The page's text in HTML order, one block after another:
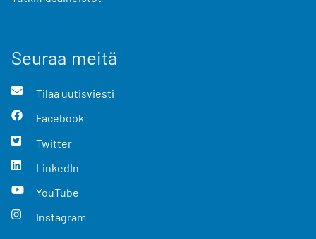
Seuraa meitä
Tilaa uutisviesti
Facebook
Twitter
LinkedIn
YouTube
Instagram